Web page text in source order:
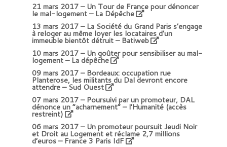
21 mars 2017 –Un Tour de France pour dénoncer
le mal-logement – La Dépêche
13 mars 2017 –La Société du Grand Paris s’engage
à reloger au même loyer les locataires d’un
immeuble bientôt détruit – Batiweb
10 mars 2017 –Un goûter pour sensibiliser au mal-
logement – La dépêche
09 mars 2017 –Bordeaux: occupation rue
Planterose, les militants du Dal devront encore
attendre – Sud Ouest
07 mars 2017 –Poursuivi par un promoteur, DAL
dénonce un “acharnement” – l’Humanité (accès
restreint)
06 mars 2017 –Un promoteur poursuit Jeudi Noir
et Droit au Logement et réclame 2,7 millions
d’euros – France 3 Paris IdF